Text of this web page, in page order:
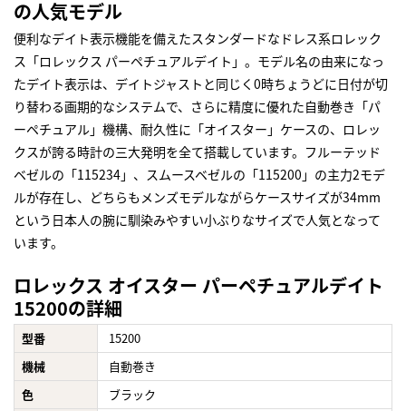
の人気モデル
便利なデイト表示機能を備えたスタンダードなドレス系ロレック
ス「ロレックス パーペチュアルデイト」。モデル名の由来になっ
たデイト表示は、デイトジャストと同じく0時ちょうどに日付が切
り替わる画期的なシステムで、さらに精度に優れた自動巻き「パ
ーペチュアル」機構、耐久性に「オイスター」ケースの、ロレッ
クスが誇る時計の三大発明を全て搭載しています。フルーテッド
ベゼルの「115234」、スムースベゼルの「115200」の主力2モデ
ルが存在し、どちらもメンズモデルながらケースサイズが34mm
という日本人の腕に馴染みやすい小ぶりなサイズで人気となって
います。
ロレックス オイスター パーペチュアルデイト
15200の詳細
型番
15200
機械
自動巻き
色
ブラック